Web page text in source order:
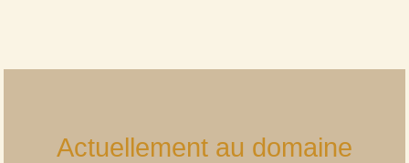
Actuellement au domaine